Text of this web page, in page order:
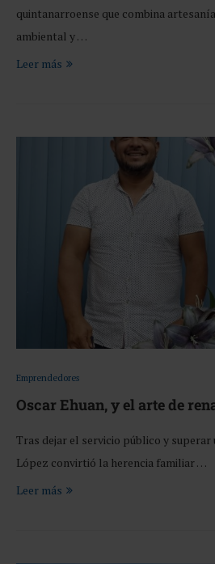
quintanarroense que combina
ambiental y …
Leer más
Emprendedores
Oscar Ehuan, y el arte de
Tras dejar el servicio público y superar
López convirtió la herencia familiar …
Leer más